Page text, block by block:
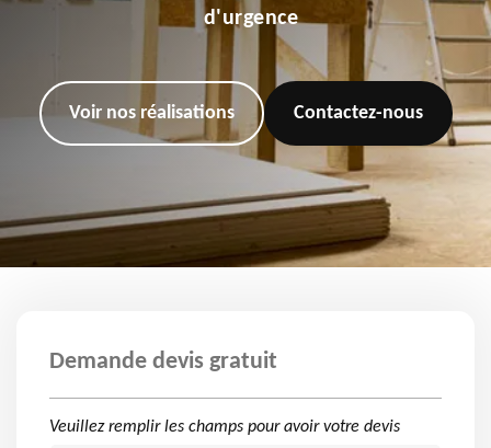
d'urgence
Voir nos réalisations Contactez-nous
Demande devis gratuit
Veuillez remplir les champs pour avoir votre devis